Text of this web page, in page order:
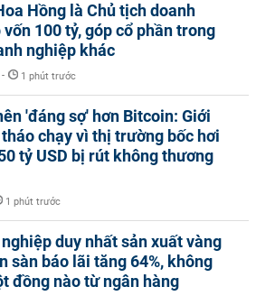
Hồng là Chủ tịch doanh
vốn 100 tỷ, góp cổ phần trong
nghiệp khác
- 1 phút trước
'đáng sợ' hơn Bitcoin: Giới
chạy vì thị trường bốc hơi
tỷ USD bị rút không thương
1 phút trước
duy nhất sản xuất vàng
sàn báo lãi tăng 64%, không
đồng nào từ ngân hàng